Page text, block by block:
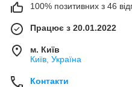
100% позитивних з 46
Працює з 20.01.2022
м. Київ
Київ, Україна
Контакти